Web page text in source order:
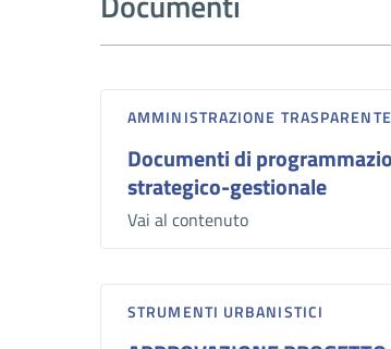
AMMINISTRAZIONE TRASPARENTE
Documenti di
strategico-gestionale
Vai al contenuto
STRUMENTI URBANISTICI